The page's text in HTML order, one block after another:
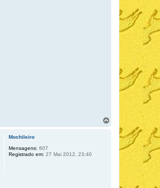
Mochileiro
Mensagens: 607
Registrado em: 27 Mai 2012, 23:40